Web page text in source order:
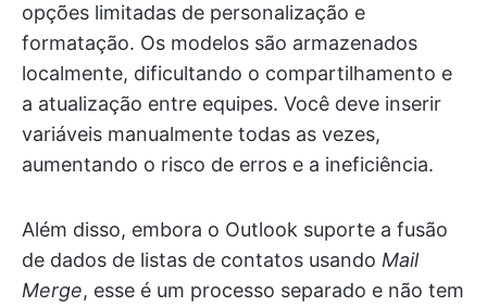
opções limitadas de personalização e
formatação. Os modelos são armazenados
localmente, dificultando o compartilhamento e
a atualização entre equipes. Você deve inserir
variáveis manualmente todas as vezes,
aumentando o risco de erros e a ineficiência.
Além disso, embora o Outlook suporte a fusão
de dados de listas de contatos usando Mail
Merge, esse é um processo separado e não tem